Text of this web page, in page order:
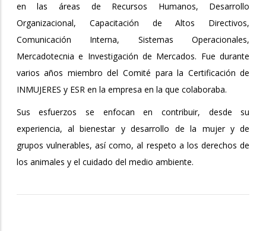
en las áreas de Recursos Humanos, Desarrollo
Organizacional, Capacitación de Altos Directivos,
Comunicación Interna, Sistemas Operacionales,
Mercadotecnia e Investigación de Mercados. Fue durante
varios años miembro del Comité para la Certificación de
INMUJERES y ESR en la empresa en la que colaboraba.
Sus esfuerzos se enfocan en contribuir, desde su
experiencia, al bienestar y desarrollo de la mujer y de
grupos vulnerables, así como, al respeto a los derechos de
los animales y el cuidado del medio ambiente.